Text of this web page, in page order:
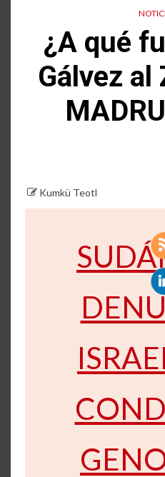
¿A qué
Gálvez al
Kumkü Teotl